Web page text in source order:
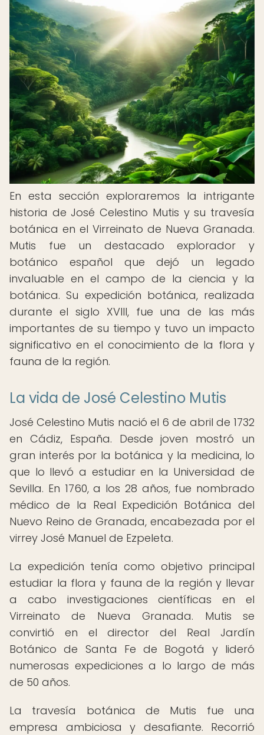
En esta sección exploraremos la intrigante
historia de José Celestino Mutis y su travesía
botánica en el Virreinato de Nueva Granada.
Mutis fue un destacado explorador y
botánico español que dejó un legado
invaluable en el campo de la ciencia y la
botánica. Su expedición botánica, realizada
durante el siglo XVIII, fue una de las más
importantes de su tiempo y tuvo un impacto
significativo en el conocimiento de la flora y
fauna de la región.
La vida de José Celestino Mutis
José Celestino Mutis nació el 6 de abril de 1732
en Cádiz, España. Desde joven mostró un
gran interés por la botánica y la medicina, lo
que lo llevó a estudiar en la Universidad de
Sevilla. En 1760, a los 28 años, fue nombrado
médico de la Real Expedición Botánica del
Nuevo Reino de Granada, encabezada por el
virrey José Manuel de Ezpeleta.
La expedición tenía como objetivo principal
estudiar la flora y fauna de la región y llevar
a cabo investigaciones científicas en el
Virreinato de Nueva Granada. Mutis se
convirtió en el director del Real Jardín
Botánico de Santa Fe de Bogotá y lideró
numerosas expediciones a lo largo de más
de 50 años.
La travesía botánica de Mutis fue una
empresa ambiciosa y desafiante. Recorrió